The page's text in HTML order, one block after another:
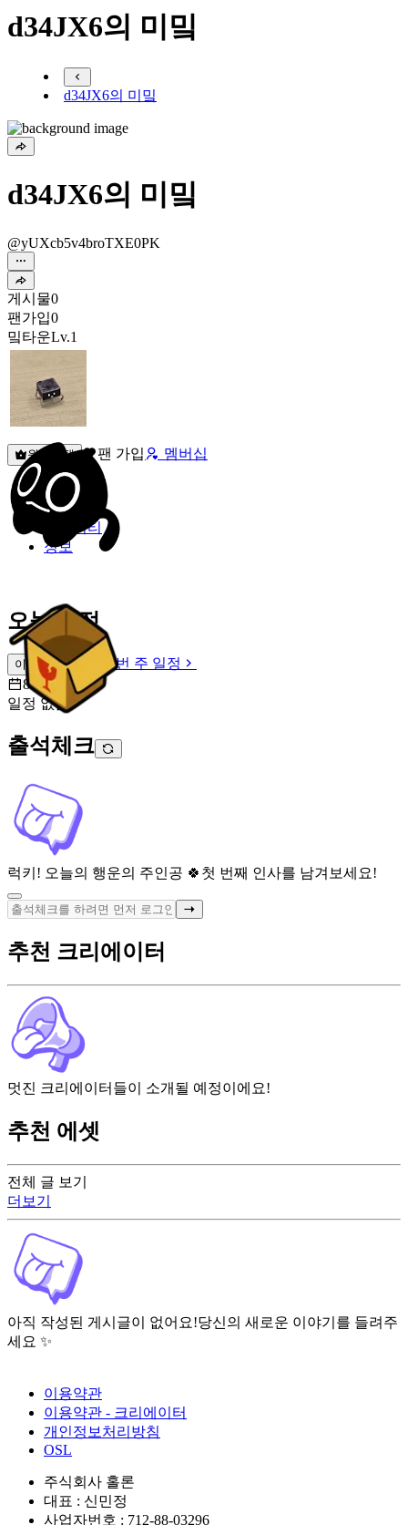
d34JX6의 미밐
d34JX6의 미밐
d34JX6의 미밐
@yUXcb5v4broTXE0PK
게시물0
팬가입0
밐타운Lv.1
원픽선택 팬 가입 멤버십
밐타운
피드
커뮤니티
정보
오늘 일정
이번 주 일정
이번 주 일정
8월 8일 [토]
일정 없음
출석체크
럭키! 오늘의 행운의 주인공 🍀 첫 번째 인사를 남겨보세요!
전체 글 보기
더보기
아직 작성된 게시글이 없어요!당신의 새로운 이야기를 들려주
세요 ✨
추천 크리에이터
멋진 크리에이터들이 소개될 예정이에요!
추천 에셋
이용약관
이용약관 - 크리에이터
개인정보처리방침
OSL
주식회사 홀론
대표 : 신민정
사업자번호 : 712-88-03296